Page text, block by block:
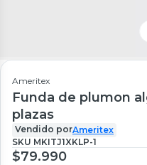
Ameritex
Funda de plumon
plazas
Vendido porAmeritex
SKU MKITJ1XKLP-1
$79.990